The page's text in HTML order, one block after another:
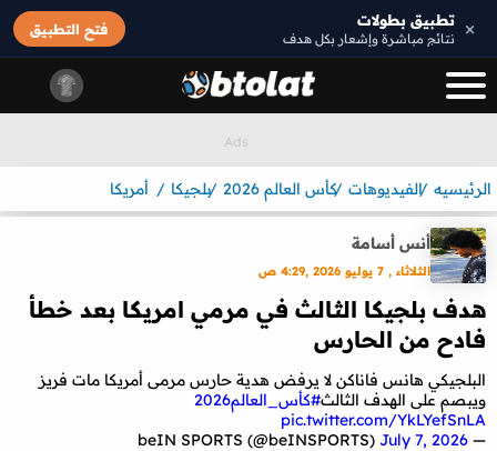
× تطبيق بطولات
نتائج مباشرة وإشعار بكل هدف
فتح التطبيق
الرئيسيه الفيديوهات كأس العالم 2026 بلجيكا أمريكا
أنس أسامة
الثلاثاء , 7 يوليو 2026 ,4:29 ص
هدف بلجيكا الثالث في مرمي امريكا بعد خطأ
فادح من الحارس
البلجيكي هانس فاناكن لا يرفض هدية حارس مرمى أمريكا مات فريز
ويبصم على الهدف الثالث#كأس_العالم2026
pic.twitter.com/YkLYefSnLA
— beIN SPORTS (@beINSPORTS)
July 7, 2026